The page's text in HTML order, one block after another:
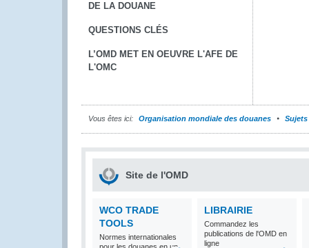
DE LA DOUANE
QUESTIONS CLÉS
L’OMD MET EN OEUVRE L'AFE DE
L'OMC
Vous êtes ici: Organisation mondiale des douanes Sujets
Site de l'OMD
WCO TRADE
TOOLS
Normes internationales
LIBRAIRIE
Commandez les
publications de l'OMD en
ligne